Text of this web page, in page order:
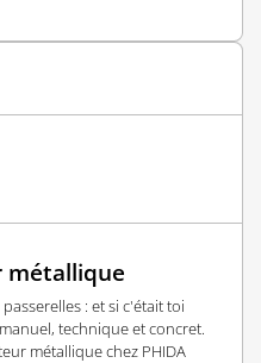
métallique
: et si c'était toi
technique et concret.
métallique chez PHIDA